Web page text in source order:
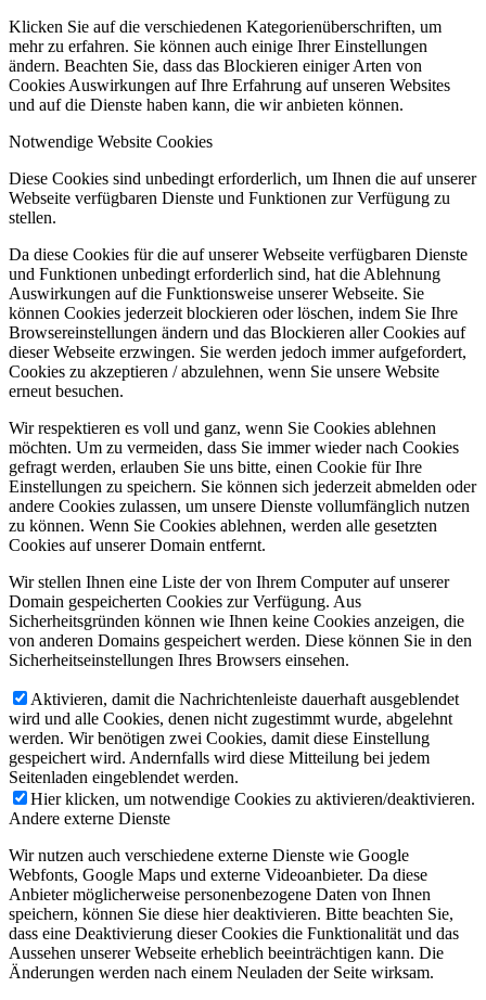
Klicken Sie auf die verschiedenen Kategorienüberschriften, um
mehr zu erfahren. Sie können auch einige Ihrer Einstellungen
ändern. Beachten Sie, dass das Blockieren einiger Arten von
Cookies Auswirkungen auf Ihre Erfahrung auf unseren Websites
und auf die Dienste haben kann, die wir anbieten können.
Notwendige Website Cookies
Diese Cookies sind unbedingt erforderlich, um Ihnen die auf unserer
Webseite verfügbaren Dienste und Funktionen zur Verfügung zu
stellen.
Da diese Cookies für die auf unserer Webseite verfügbaren Dienste
und Funktionen unbedingt erforderlich sind, hat die Ablehnung
Auswirkungen auf die Funktionsweise unserer Webseite. Sie
können Cookies jederzeit blockieren oder löschen, indem Sie Ihre
Browsereinstellungen ändern und das Blockieren aller Cookies auf
dieser Webseite erzwingen. Sie werden jedoch immer aufgefordert,
Cookies zu akzeptieren / abzulehnen, wenn Sie unsere Website
erneut besuchen.
Wir respektieren es voll und ganz, wenn Sie Cookies ablehnen
möchten. Um zu vermeiden, dass Sie immer wieder nach Cookies
gefragt werden, erlauben Sie uns bitte, einen Cookie für Ihre
Einstellungen zu speichern. Sie können sich jederzeit abmelden oder
andere Cookies zulassen, um unsere Dienste vollumfänglich nutzen
zu können. Wenn Sie Cookies ablehnen, werden alle gesetzten
Cookies auf unserer Domain entfernt.
Wir stellen Ihnen eine Liste der von Ihrem Computer auf unserer
Domain gespeicherten Cookies zur Verfügung. Aus
Sicherheitsgründen können wie Ihnen keine Cookies anzeigen, die
von anderen Domains gespeichert werden. Diese können Sie in den
Sicherheitseinstellungen Ihres Browsers einsehen.
Aktivieren, damit die Nachrichtenleiste dauerhaft ausgeblendet
wird und alle Cookies, denen nicht zugestimmt wurde, abgelehnt
werden. Wir benötigen zwei Cookies, damit diese Einstellung
gespeichert wird. Andernfalls wird diese Mitteilung bei jedem
Seitenladen eingeblendet werden.
Hier klicken, um notwendige Cookies zu aktivieren/deaktivieren.
Andere externe Dienste
Wir nutzen auch verschiedene externe Dienste wie Google
Webfonts, Google Maps und externe Videoanbieter. Da diese
Anbieter möglicherweise personenbezogene Daten von Ihnen
speichern, können Sie diese hier deaktivieren. Bitte beachten Sie,
dass eine Deaktivierung dieser Cookies die Funktionalität und das
Aussehen unserer Webseite erheblich beeinträchtigen kann. Die
Änderungen werden nach einem Neuladen der Seite wirksam.